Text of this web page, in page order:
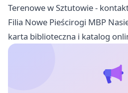
Terenowe w Sztutowie -
Filia Nowe Pieścirogi MBP
karta biblioteczna i katalog